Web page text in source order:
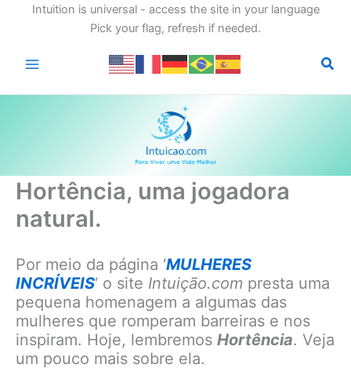
Intuition is universal - access the site in your language
Pick your flag, refresh if needed.
Hortência, uma jogadora
natural.
Por meio da página ‘MULHERES
INCRÍVEIS‘ o site Intuição.com presta uma
pequena homenagem a algumas das
mulheres que romperam barreiras e nos
inspiram. Hoje, lembremos Hortência. Veja
um pouco mais sobre ela.